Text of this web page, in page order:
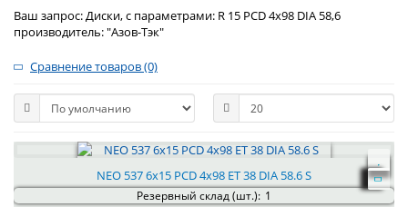
Ваш запрос: Диски, с параметрами: R 15 PCD 4x98 DIA 58,6
производитель: "Азов-Тэк"
Сравнение товаров (0)
NEO 537 6x15 PCD 4x98 ET 38 DIA 58.6 S
Резервный склад (шт.): 1